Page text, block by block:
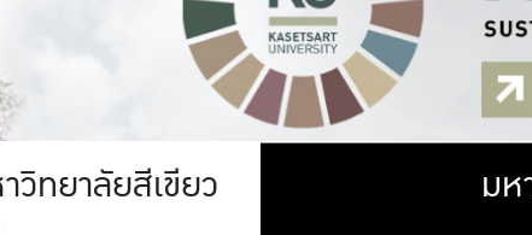
วิทยาลัยสีเขียว มห